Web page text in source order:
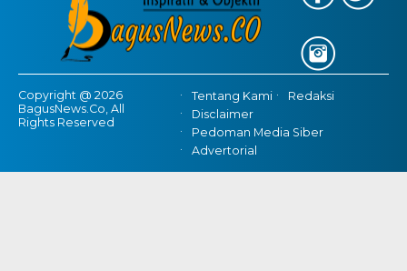
Copyright @ 2026
BagusNews.Co, All
Rights Reserved
Tentang Kami
Redaksi
Disclaimer
Pedoman Media Siber
Advertorial